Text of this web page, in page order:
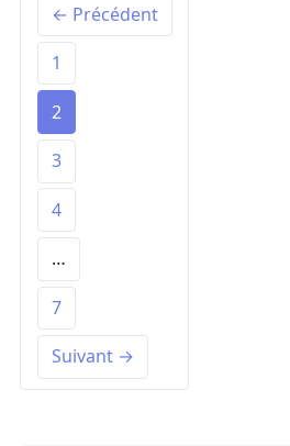
← Précédent
1
2
3
4
…
7
Suivant →